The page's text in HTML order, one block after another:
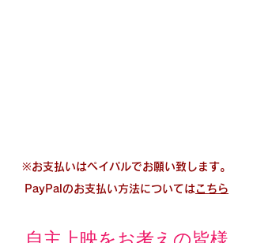
※​お支払いはペイパルでお願い致します。
PayPalのお支払い方法についてはこちら
自主上映をお考えの皆様